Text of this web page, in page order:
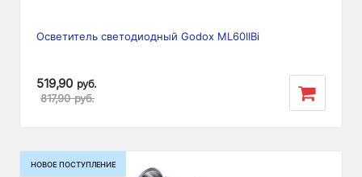
Осветитель светодиодный Godox ML60IIBi
519,90 руб.
817,90 руб.
НОВОЕ ПОСТУПЛЕНИЕ